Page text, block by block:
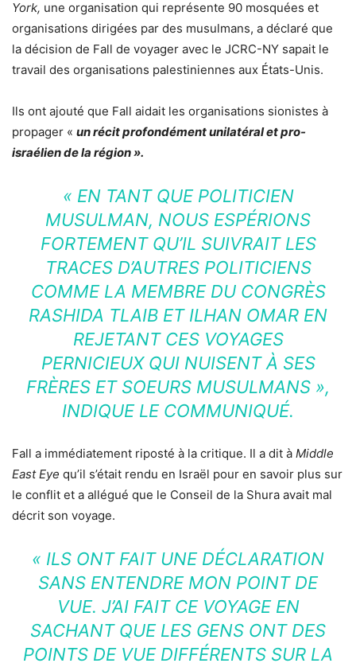
York, une organisation qui représente 90 mosquées et
organisations dirigées par des musulmans, a déclaré que
la décision de Fall de voyager avec le JCRC-NY sapait le
travail des organisations palestiniennes aux États-Unis.
Ils ont ajouté que Fall aidait les organisations sionistes à
propager « un récit profondément unilatéral et pro-
israélien de la région ».
« EN TANT QUE POLITICIEN
MUSULMAN, NOUS ESPÉRIONS
FORTEMENT QU’IL SUIVRAIT LES
TRACES D’AUTRES POLITICIENS
COMME LA MEMBRE DU CONGRÈS
RASHIDA TLAIB ET ILHAN OMAR EN
REJETANT CES VOYAGES
PERNICIEUX QUI NUISENT À SES
FRÈRES ET SOEURS MUSULMANS »,
INDIQUE LE COMMUNIQUÉ.
Fall a immédiatement riposté à la critique. Il a dit à Middle
East Eye qu’il s’était rendu en Israël pour en savoir plus sur
le conflit et a allégué que le Conseil de la Shura avait mal
décrit son voyage.
« ILS ONT FAIT UNE DÉCLARATION
SANS ENTENDRE MON POINT DE
VUE. J’AI FAIT CE VOYAGE EN
SACHANT QUE LES GENS ONT DES
POINTS DE VUE DIFFÉRENTS SUR LA